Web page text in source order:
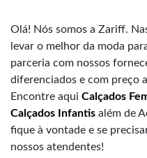
Olá! Nós somos a Zariff.
levar o melhor da moda
parceria com nossos
diferenciados e com preço
Encontre aqui Calçados
Calçados Infantis além de
fique à vontade e se
nossos atendentes!